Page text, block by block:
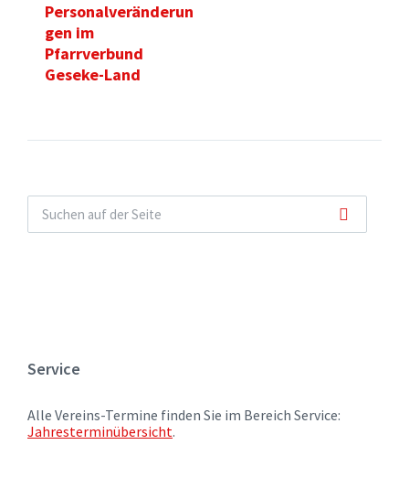
Personalveränderun
gen im
Pfarrverbund
Geseke-Land
Service
Alle Vereins-Termine finden Sie im Bereich Service:
Jahresterminübersicht.